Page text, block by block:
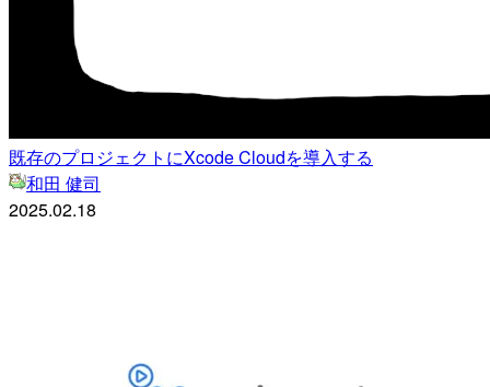
既存のプロジェクトにXcode Cloudを導入する
和田 健司
2025.02.18